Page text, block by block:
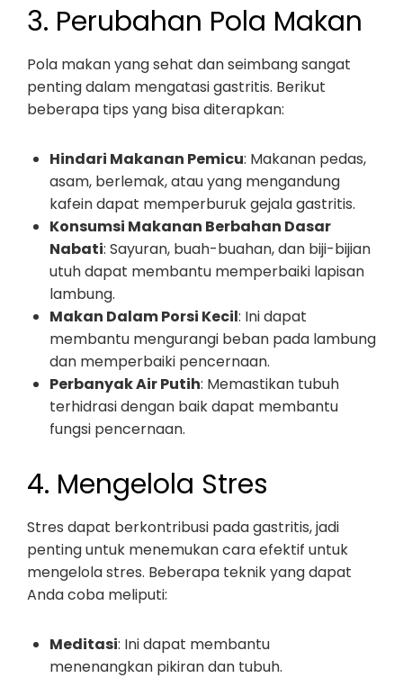
3. Perubahan Pola Makan
Pola makan yang sehat dan seimbang sangat
penting dalam mengatasi gastritis. Berikut
beberapa tips yang bisa diterapkan:
Hindari Makanan Pemicu: Makanan pedas,
asam, berlemak, atau yang mengandung
kafein dapat memperburuk gejala gastritis.
Konsumsi Makanan Berbahan Dasar
Nabati: Sayuran, buah-buahan, dan biji-bijian
utuh dapat membantu memperbaiki lapisan
lambung.
Makan Dalam Porsi Kecil: Ini dapat
membantu mengurangi beban pada lambung
dan memperbaiki pencernaan.
Perbanyak Air Putih: Memastikan tubuh
terhidrasi dengan baik dapat membantu
fungsi pencernaan.
4. Mengelola Stres
Stres dapat berkontribusi pada gastritis, jadi
penting untuk menemukan cara efektif untuk
mengelola stres. Beberapa teknik yang dapat
Anda coba meliputi:
Meditasi: Ini dapat membantu
menenangkan pikiran dan tubuh.